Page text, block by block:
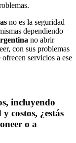
no es la seguridad
dependiendo
no abrir
con sus problemas
servicios a ese
incluyendo
costos, ¿estás
o a